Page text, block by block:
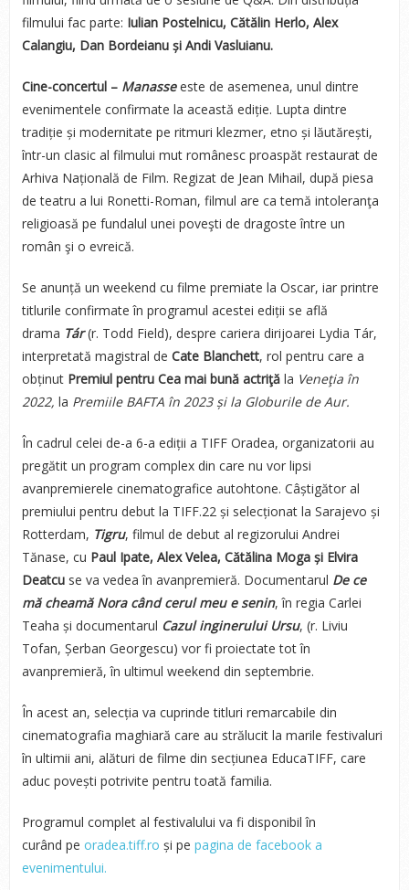
filmului fac parte: Iulian Postelnicu, Cătălin Herlo, Alex
Calangiu, Dan Bordeianu și Andi Vasluianu.
Cine-concertul – Manasseeste de asemenea, unul dintre
evenimentele confirmate la această ediție. Lupta dintre
tradiție și modernitate pe ritmuri klezmer, etno și lăutărești,
într-un clasic al filmului mut românesc proaspăt restaurat de
Arhiva Națională de Film. Regizat de Jean Mihail, după piesa
de teatru a lui Ronetti-Roman, filmul are ca temă intoleranţa
religioasă pe fundalul unei poveşti de dragoste între un
român şi o evreică.
Se anunță un weekend cu filme premiate la Oscar, iar printre
titlurile confirmate în programul acestei ediții se află
drama Tár(r. Todd Field), despre cariera dirijoarei Lydia Tár,
interpretată magistral de Cate Blanchett, rol pentru care a
obținut Premiul pentru Cea mai bună actriţăla Veneţia în
2022, la Premiile BAFTA în 2023 și la Globurile de Aur.
În cadrul celei de-a 6-a ediții a TIFF Oradea, organizatorii au
pregătit un program complex din care nu vor lipsi
avanpremierele cinematografice autohtone. Câștigător al
premiului pentru debut la TIFF.22 și selecționat la Sarajevo și
Rotterdam, Tigru, filmul de debut al regizorului Andrei
Tănase, cu Paul Ipate, Alex Velea, Cătălina Moga și Elvira
Deatcu se va vedea în avanpremieră. Documentarul De ce
mă cheamă Nora când cerul meu e senin, în regia Carlei
Teaha și documentarul Cazul inginerului Ursu, (r. Liviu
Tofan, Șerban Georgescu) vor fi proiectate tot în
avanpremieră, în ultimul weekend din septembrie.
În acest an, selecția va cuprinde titluri remarcabile din
cinematografia maghiară care au strălucit la marile festivaluri
în ultimii ani, alături de filme din secțiunea EducaTIFF, care
aduc povești potrivite pentru toată familia.
Programul complet al festivalului va fi disponibil în
curând pe oradea.tiff.ro și pe pagina de facebook a
evenimentului.